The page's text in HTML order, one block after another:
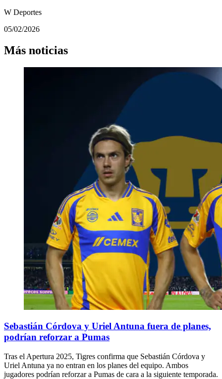
W Deportes
05/02/2026
Más noticias
Sebastián Córdova y Uriel Antuna fuera de planes,
podrían reforzar a Pumas
Tras el Apertura 2025, Tigres confirma que Sebastián Córdova y
Uriel Antuna ya no entran en los planes del equipo. Ambos
jugadores podrían reforzar a Pumas de cara a la siguiente temporada.